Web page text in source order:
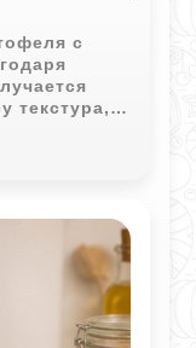
с
текстура,